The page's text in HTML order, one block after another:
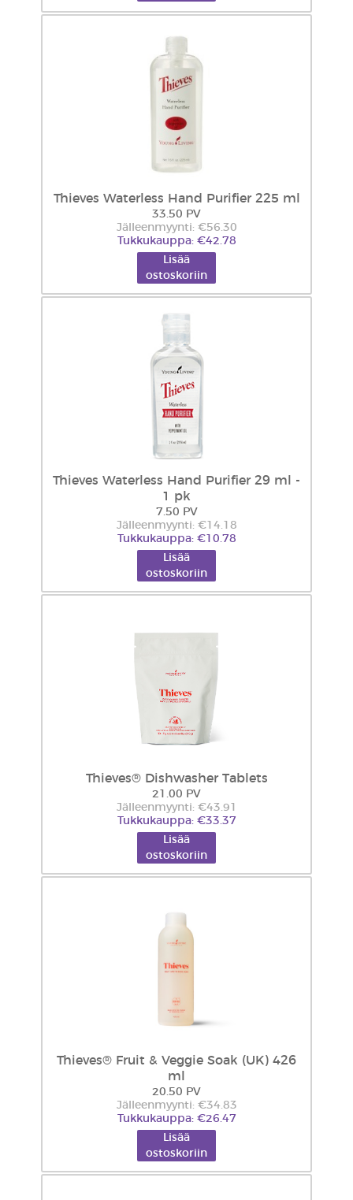
Thieves Waterless Hand Purifier 225 ml
33.50 PV
Jälleenmyynti: €56.30
Tukkukauppa: €42.78
Lisää
ostoskoriin
Thieves Waterless Hand Purifier 29 ml -
1 pk
7.50 PV
Jälleenmyynti: €14.18
Tukkukauppa: €10.78
Lisää
ostoskoriin
Thieves® Dishwasher Tablets
21.00 PV
Jälleenmyynti: €43.91
Tukkukauppa: €33.37
Lisää
ostoskoriin
Thieves® Fruit & Veggie Soak (UK) 426
ml
20.50 PV
Jälleenmyynti: €34.83
Tukkukauppa: €26.47
Lisää
ostoskoriin